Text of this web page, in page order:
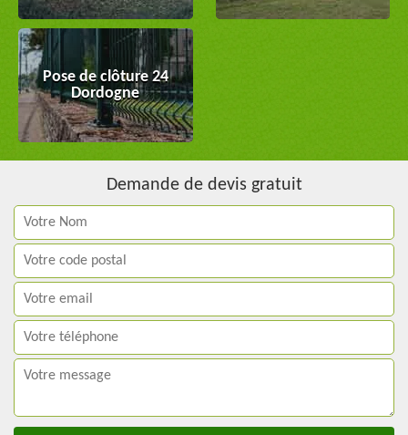
Pose de clôture 24
Dordogne
Demande de devis gratuit